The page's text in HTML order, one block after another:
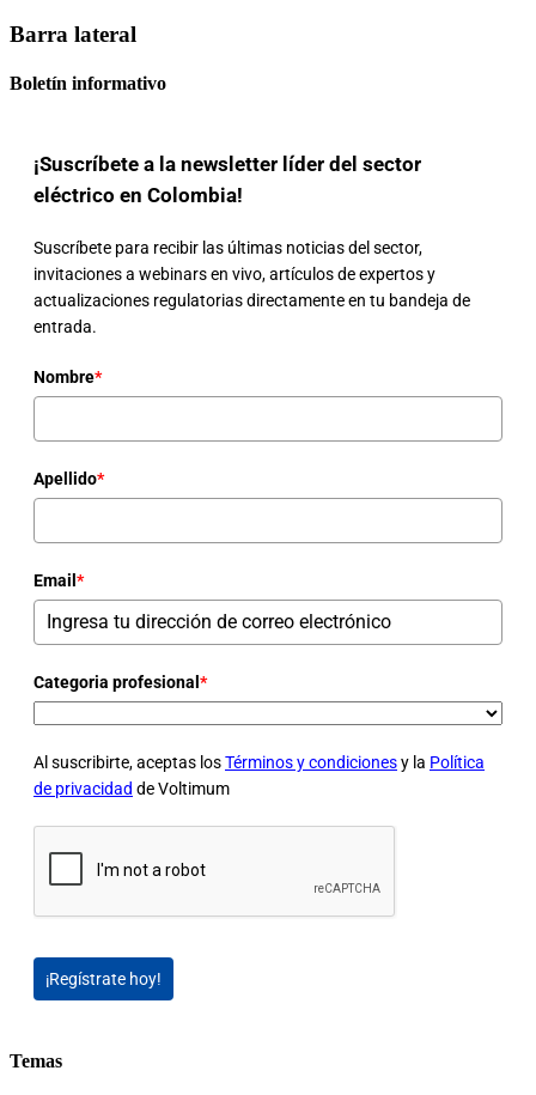
Barra lateral
Boletín informativo
¡Suscríbete a la newsletter líder del sector
eléctrico en Colombia!
Suscríbete para recibir las últimas noticias del sector,
invitaciones a webinars en vivo, artículos de expertos y
actualizaciones regulatorias directamente en tu bandeja de
entrada.
Nombre*
Apellido*
Email *
Categoria profesional *
Al suscribirte, aceptas losTérminos y condicionesy la Política
de privacidad de Voltimum
¡Regístrate hoy!
Temas